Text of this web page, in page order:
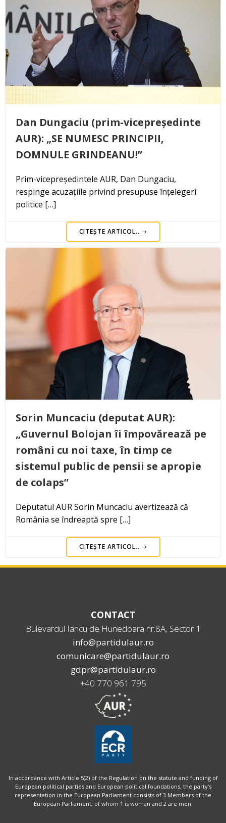
Dan Dungaciu (prim-vicepreședinte
AUR): „SE NUMESC PRINCIPII,
DOMNULE GRINDEANU!”
Prim-vicepreședintele AUR, Dan Dungaciu,
respinge acuzațiile privind presupuse înțelegeri
politice […]
CITEȘTE ARTICOL..
Sorin Muncaciu (deputat AUR):
„Guvernul Bolojan îi împovărează pe
români cu noi taxe, în timp ce
sistemul public de pensii se apropie
de colaps”
Deputatul AUR Sorin Muncaciu avertizează că
România se îndreaptă spre […]
CITEȘTE ARTICOL..
CONTACT
Bulevardul Iancu de Hunedoara nr.8A, Sector 1
info@partidulaur.ro
comunicare@partidulaur.ro
gdpr@partidulaur.ro
+40 770 961 795
In accordance with Article 5(2) of the Regulation on the statute and funding of
European political parties and European political foundations, the party’s
representation in the European Parliament consists of 3 Members of the
European Parliament, of whom 1 is woman and 2 are men.